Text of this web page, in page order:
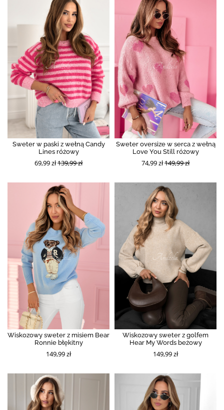
Sweter w paski z wełną Candy
Lines różowy
69,99 zł139,99 zł
Sweter oversize w serca z wełną
Love You Still różowy
74,99 zł149,99 zł
Wiskozowy sweter z misiem Bear
Ronnie błękitny
149,99 zł
Wiskozowy sweter z golfem
Hear My Words beżowy
149,99 zł